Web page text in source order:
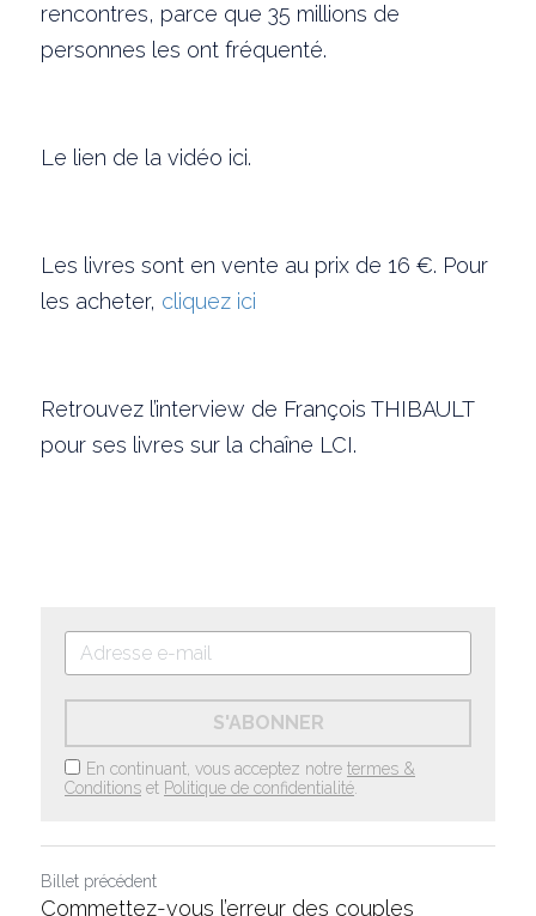
rencontres, parce que 35 millions de
personnes les ont fréquenté.
Le lien de la vidéo ici.
Les livres sont en vente au prix de 16 €. Pour
les acheter, cliquez ici
Retrouvez l’interview de François THIBAULT
pour ses livres sur la chaîne LCI.
S'ABONNER
En continuant, vous acceptez notre termes &
Conditions et Politique de confidentialité
Billet précédent
Commettez-vous l’erreur des couples